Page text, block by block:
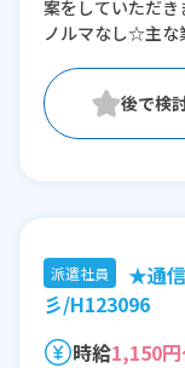
☆
案をしていただき
ノルマなし☆主な
派遣社員
★通
彡/H123096
時給1,150